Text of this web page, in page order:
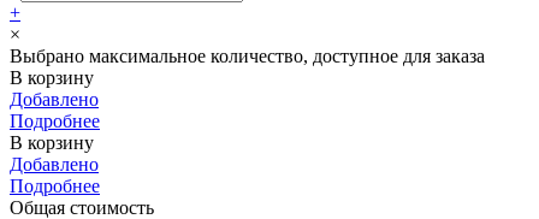
+
×
Выбрано максимальное количество, доступное для заказа
В корзину
Добавлено
Подробнее
В корзину
Добавлено
Подробнее
Общая стоимость